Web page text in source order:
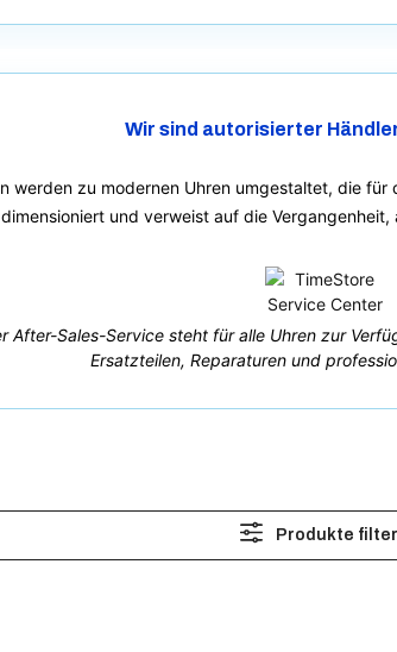
Wir sind autorisierter
werden zu modernen Uhren umgestaltet, die
und verweist auf die
After-Sales-Service steht für alle Uhren zur
Ersatzteilen, Reparaturen und
Produkte